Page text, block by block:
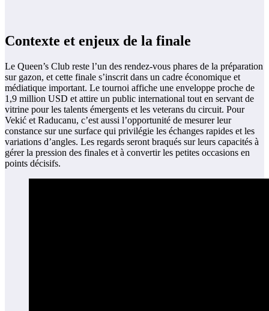
Contexte et enjeux de la finale
Le Queen’s Club reste l’un des rendez-vous phares de la préparation
sur gazon, et cette finale s’inscrit dans un cadre économique et
médiatique important. Le tournoi affiche une enveloppe proche de
1,9 million USD et attire un public international tout en servant de
vitrine pour les talents émergents et les veterans du circuit. Pour
Vekić et Raducanu, c’est aussi l’opportunité de mesurer leur
constance sur une surface qui privilégie les échanges rapides et les
variations d’angles. Les regards seront braqués sur leurs capacités à
gérer la pression des finales et à convertir les petites occasions en
points décisifs.